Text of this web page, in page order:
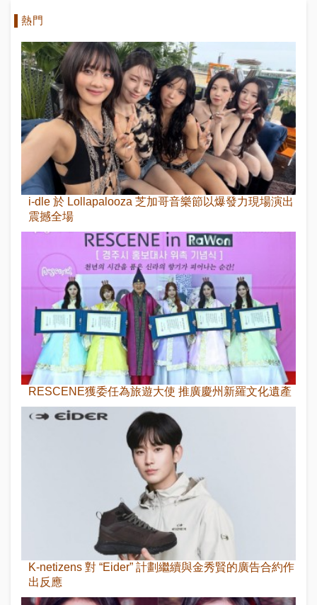
熱門
i-dle 於 Lollapalooza 芝加哥音樂節以爆發力現場演出
震撼全場
RESCENE獲委任為旅遊大使 推廣慶州新羅文化遺產
K-netizens 對 “Eider” 計劃繼續與金秀賢的廣告合約作
出反應